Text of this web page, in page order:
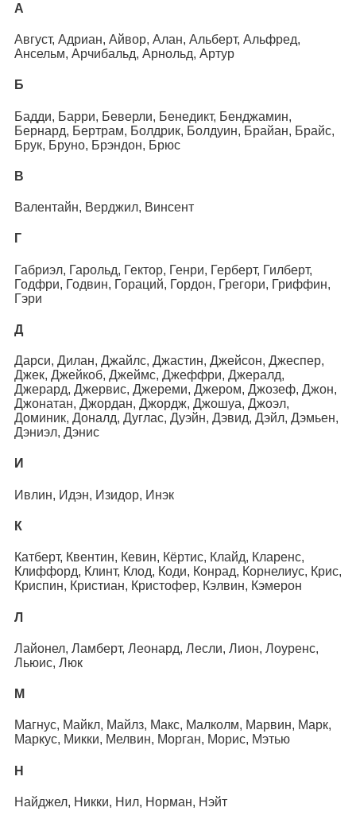
А
Август, Адриан, Айвор, Алан, Альберт, Альфред,
Ансельм, Арчибальд, Арнольд, Артур
Б
Бадди, Барри, Беверли, Бенедикт, Бенджамин,
Бернард, Бертрам, Болдрик, Болдуин, Брайан, Брайс,
Брук, Бруно, Брэндон, Брюс
В
Валентайн, Верджил, Винсент
Г
Габриэл, Гарольд, Гектор, Генри, Герберт, Гилберт,
Годфри, Годвин, Гораций, Гордон, Грегори, Гриффин,
Гэри
Д
Дарси, Дилан, Джайлс, Джастин, Джейсон, Джеспер,
Джек, Джейкоб, Джеймс, Джеффри, Джералд,
Джерард, Джервис, Джереми, Джером, Джозеф, Джон,
Джонатан, Джордан, Джордж, Джошуа, Джоэл,
Доминик, Доналд, Дуглас, Дуэйн, Дэвид, Дэйл, Дэмьен,
Дэниэл, Дэнис
И
Ивлин, Идэн, Изидор, Инэк
К
Катберт, Квентин, Кевин, Кёртис, Клайд, Кларенс,
Клиффорд, Клинт, Клод, Коди, Конрад, Корнелиус, Крис,
Криспин, Кристиан, Кристофер, Кэлвин, Кэмерон
Л
Лайонел, Ламберт, Леонард, Лесли, Лион, Лоуренс,
Льюис, Люк
М
Магнус, Майкл, Майлз, Макс, Малколм, Марвин, Марк,
Маркус, Микки, Мелвин, Морган, Морис, Мэтью
Н
Найджел, Никки, Нил, Норман, Нэйт